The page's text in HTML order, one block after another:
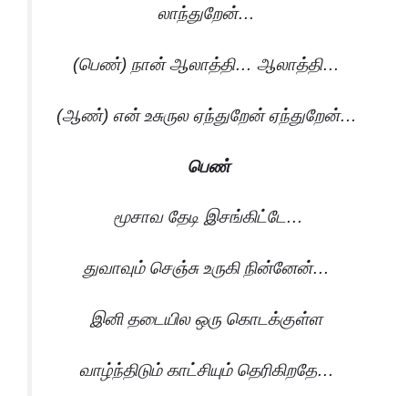
லாந்துறேன்…
(பெண்) நான் ஆலாத்தி… ஆலாத்தி…
(ஆண்) என் உசுருல ஏந்துறேன் ஏந்துறேன்…
பெண்
மூசாவ தேடி இசங்கிட்டே…
துவாவும் செஞ்சு உருகி நின்னேன்…
இனி தடையில ஒரு கொடக்குள்ள
வாழ்ந்திடும் காட்சியும் தெரிகிறதே…